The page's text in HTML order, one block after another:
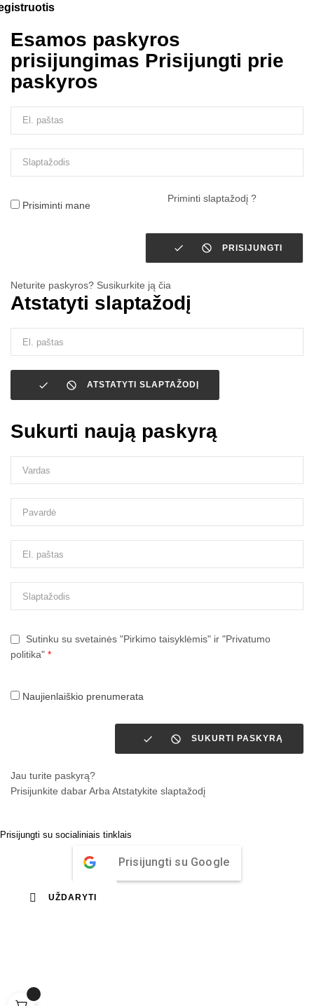
Esamos paskyros
prisijungimas Prisijungti prie
paskyros
Prisiminti mane
Priminti slaptažodį ?
  PRISIJUNGTI
Neturite paskyros? Susikurkite ją čia
Atstatyti slaptažodį
  ATSTATYTI SLAPTAŽODĮ
Sukurti naują paskyrą
Sutinku su svetainės "Pirkimo taisyklėmis" ir "Privatumo
politika" *
Naujienlaiškio prenumerata
  SUKURTI PASKYRĄ
Jau turite paskyrą?
Prisijunkite dabarArba Atstatykite slaptažodį
Prisijungti su socialiniais tinklais
Prisijungti su Google
 UŽDARYTI